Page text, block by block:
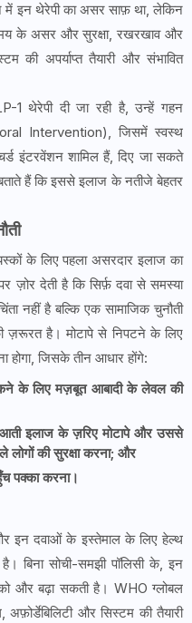
में इन थेरेपी का असर साफ़ था, लेकिन
के असर और सुरक्षा, रखरखाव और
की अपर्याप्त तैयारी और संभावित
1 थेरेपी दी जा रही है, उन्हें गहन
Intervention), जिसमें स्वस्थ
इंटरवेंशन शामिल हैं, दिए जा सकते
हैं कि इससे इलाज के नतीजे बेहतर
के लिए पहला असरदार इलाज का
ज़ोर देती है कि सिर्फ़ दवा से समस्या
नहीं है बल्कि एक सामाजिक चुनौती
ज़रूरत है। मोटापे से निपटने के लिए
होगा, जिसके तीन आधार होंगे:
के लिए मज़बूत आबादी के लेवल की
इलाज के ज़रिए मोटापे और उससे
लोगों की सुरक्षा करना; और
पक्का करना।
इन दवाओं के इस्तेमाल के लिए हेल्थ
बिना सोची-समझी पॉलिसी के, इन
और बढ़ा सकती है। WHO ग्लोबल
और सिस्टम की तैयारी